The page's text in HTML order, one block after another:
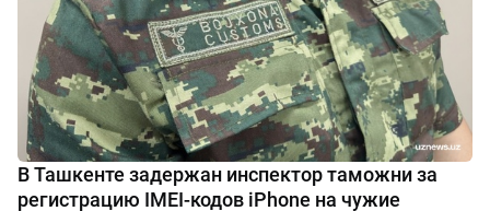
В Ташкенте задержан инспектор таможни за
регистрацию IMEI-кодов iPhone на чужие